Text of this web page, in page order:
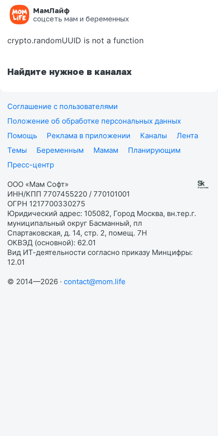
МамЛайф
соцсеть мам и беременных
Ошибка на странице
crypto.randomUUID is not a function
Найдите нужное в каналах
Соглашение с пользователями
Положение об обработке персональных данных
Помощь
Реклама в приложении Каналы
Лента
Темы
Беременным Мамам
Планирующим
Пресс-центр
ООО «Мам Софт»
ИНН/КПП 7707455220 / 770101001
ОГРН 1217700330275
Юридический адрес: 105082, Город Москва, вн.тер.г.
муниципальный округ Басманный, пл
Спартаковская, д. 14, стр. 2, помещ. 7Н
ОКВЭД (основной): 62.01
Вид ИТ-деятельности согласно приказу Минцифры:
12.01
© 2014—2026 · contact@mom.life